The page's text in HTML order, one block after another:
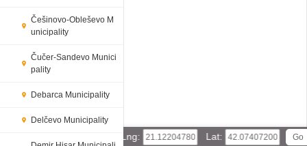
Češinovo-Obleševo M
unicipality
Čučer-Sandevo Munici
pality
Debarca Municipality
Delčevo Municipality
Lng: Lat: